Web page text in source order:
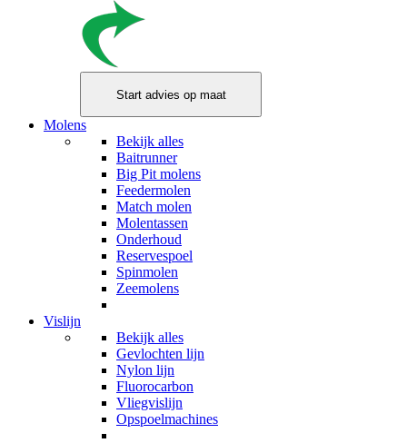
Molens
Bekijk alles
Baitrunner
Big Pit molens
Feedermolen
Match molen
Molentassen
Onderhoud
Reservespoel
Spinmolen
Zeemolens
Vislijn
Bekijk alles
Gevlochten lijn
Nylon lijn
Fluorocarbon
Vliegvislijn
Opspoelmachines